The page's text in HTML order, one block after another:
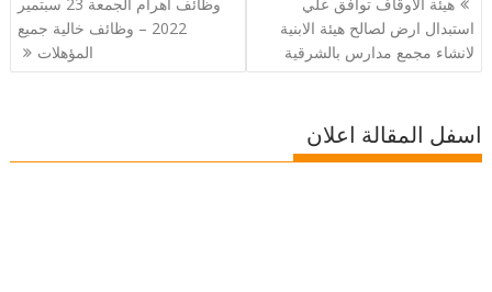
المقالات
استبدال ارض لصالح هيئة الابنية
لانشاء مجمع مدارس بالشرقية
2022 – وظائف خالية جميع
المؤهلات
اسفل المقالة اعلان